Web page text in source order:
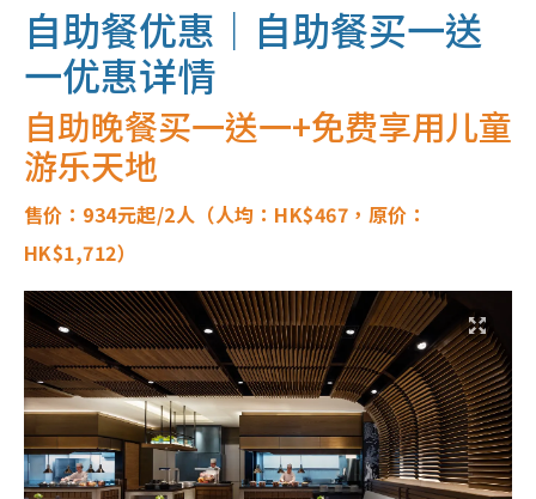
自助餐优惠｜自助餐买一送
一优惠详情
自助晚餐买一送一+免费享用儿童
游乐天地
售价： 934元起/2人（人均： HK$467 ，原价：
HK$1,712）